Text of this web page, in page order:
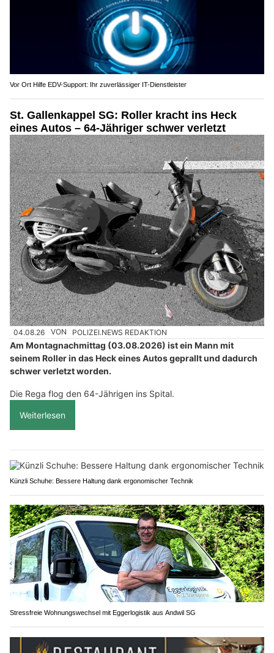
Vor Ort Hilfe EDV-Support: Ihr zuverlässiger IT-Dienstleister
St. Gallenkappel SG: Roller kracht ins Heck
eines Autos – 64-Jähriger schwer verletzt
04.08.26 VON POLIZEI.NEWS REDAKTION
Am Montagnachmittag (03.08.2026) ist ein Mann mit
seinem Roller in das Heck eines Autos geprallt und dadurch
schwer verletzt worden.
Die Rega flog den 64-Jährigen ins Spital.
Weiterlesen
Künzli Schuhe: Bessere Haltung dank ergonomischer Technik
Stressfreie Wohnungswechsel mit Eggerlogistik aus Andwil SG